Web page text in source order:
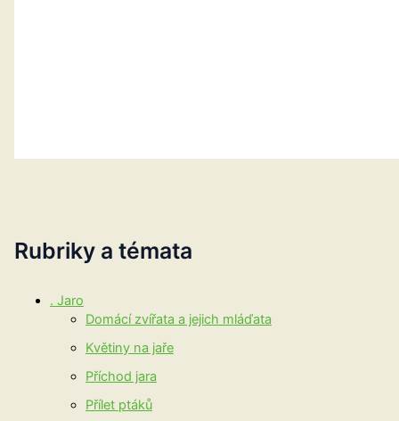
Rubriky a témata
. Jaro
Domácí zvířata a jejich mláďata
Květiny na jaře
Příchod jara
Přílet ptáků